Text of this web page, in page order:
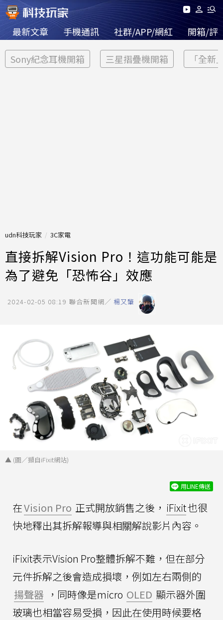
最新文章 手機通訊 社群/APP/網紅 開箱/評
Sony紀念耳機開箱 三星摺疊機開箱 「全新
udn科技玩家 3C家電
直接拆解Vision Pro！這功能可能是
為了避免「恐怖谷」效應
2024-02-05 08:19 聯合新聞網／ 楊又肇
▲ (圖／擷自iFixit網站)
用LINE傳送
在Vision Pro 正式開放銷售之後， iFixit也很
快地釋出其拆解報導與相關解說影片內容。
iFixit表示Vision Pro整體拆解不難，但在部分
元件拆解之後會造成損壞，例如左右兩側的
揚聲器 ，同時像是micro OLED 顯示器外圍
玻璃也相當容易受損，因此在使用時候要格